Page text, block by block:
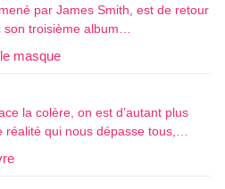
par James Smith, est de retour
troisième album…
masque
la colère, on est d’autant plus
réalité qui nous dépasse tous,…